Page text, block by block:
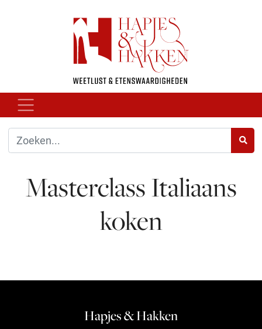
Masterclass Italiaans
koken
Hapjes & Hakken